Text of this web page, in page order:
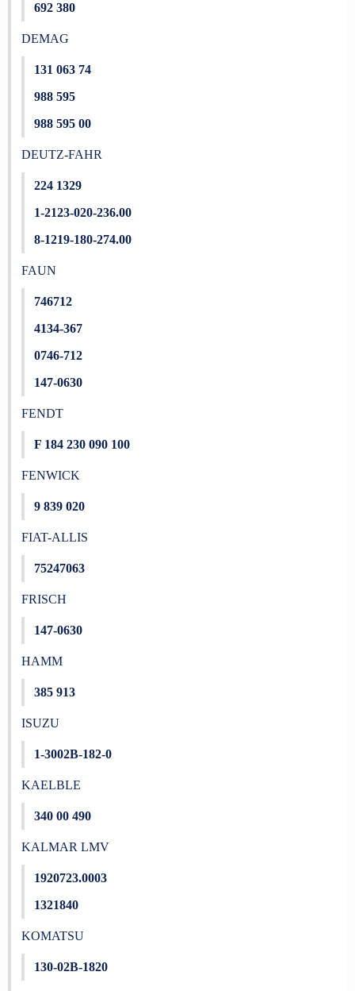
692 380
DEMAG
131 063 74
988 595
988 595 00
DEUTZ-FAHR
224 1329
1-2123-020-236.00
8-1219-180-274.00
FAUN
746712
4134-367
0746-712
147-0630
FENDT
F 184 230 090 100
FENWICK
9 839 020
FIAT-ALLIS
75247063
FRISCH
147-0630
HAMM
385 913
ISUZU
1-3002B-182-0
KAELBLE
340 00 490
KALMAR LMV
1920723.0003
1321840
KOMATSU
130-02B-1820